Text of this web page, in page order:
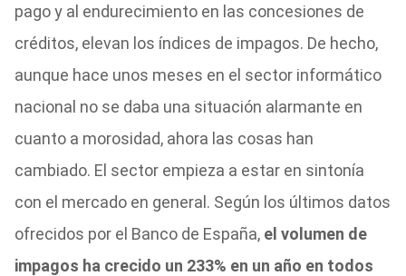
pago y al endurecimiento en las concesiones de
créditos, elevan los índices de impagos. De hecho,
aunque hace unos meses en el sector informático
nacional no se daba una situación alarmante en
cuanto a morosidad, ahora las cosas han
cambiado. El sector empieza a estar en sintonía
con el mercado en general. Según los últimos datos
ofrecidos por el Banco de España, el volumen de
impagos ha crecido un 233% en un año en todos